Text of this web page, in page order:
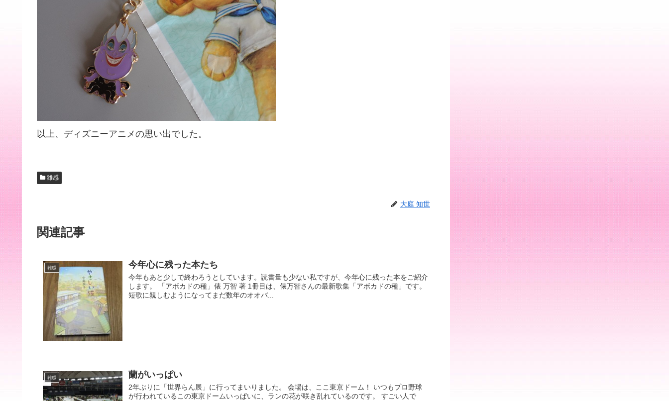
以上、ディズニーアニメの思い出でした。
雑感
大庭 知世
関連記事
雑感 今年心に残った本たち
今年もあと少しで終わろうとしています。読書量も少ない私ですが、今年心に残った本をご紹介
します。 「アボカドの種」俵 万智 著 1冊目は、俵万智さんの最新歌集「アボカドの種」です。
短歌に親しむようになってまだ数年のオオバ...
雑感 蘭がいっぱい
2年ぶりに「世界らん展」に行ってまいりました。 会場は、ここ東京ドーム！ いつもプロ野球
が行われているこの東京ドームいっぱいに、ランの花が咲き乱れているのです。 すごい人で